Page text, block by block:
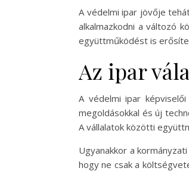
A védelmi ipar jövője
alkalmazkodni a változó
együttműködést is
Az ipar
A védelmi ipar
megoldásokkal és új
A vállalatok közötti
Ugyanakkor a
hogy ne csak a